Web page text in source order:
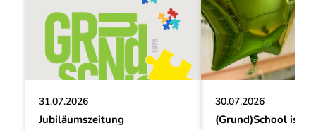
31.07.2026
Jubiläumszeitung
30.07.2026
(Grund)School is